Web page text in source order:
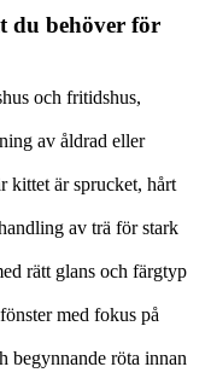
du behöver för
och fritidshus,
av åldrad eller
kittet är sprucket, hårt
av trä för stark
rätt glans och färgtyp
med fokus på
begynnande röta innan